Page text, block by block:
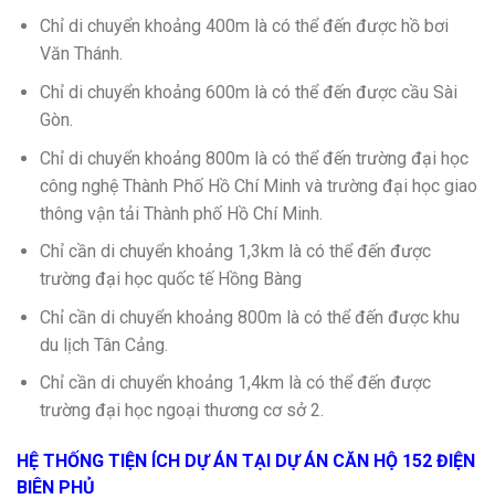
Chỉ di chuyển khoảng 400m là có thể đến được hồ bơi
Văn Thánh.
Chỉ di chuyển khoảng 600m là có thể đến được cầu Sài
Gòn.
Chỉ di chuyển khoảng 800m là có thể đến trường đại học
công nghệ Thành Phố Hồ Chí Minh và trường đại học giao
thông vận tải Thành phố Hồ Chí Minh.
Chỉ cần di chuyển khoảng 1,3km là có thể đến được
trường đại học quốc tế Hồng Bàng
Chỉ cần di chuyển khoảng 800m là có thể đến được khu
du lịch Tân Cảng.
Chỉ cần di chuyển khoảng 1,4km là có thể đến được
trường đại học ngoại thương cơ sở 2.
HỆ THỐNG TIỆN ÍCH DỰ ÁN TẠI DỰ ÁN CĂN HỘ 152 ĐIỆN
BIÊN PHỦ